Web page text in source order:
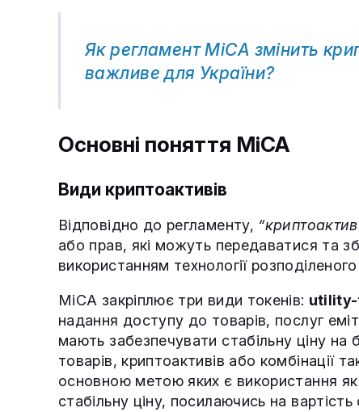
Як регламент MiCA змінить
важливе для України?
Основні поняття MiCA
Види криптоактивів
Відповідно до регламенту,
або прав, які можуть передаватися та
використанням технології
MiCA закріплює три види токенів: utility-
надання доступу до товарів, послуг
мають забезпечувати стабільну ціну на
товарів, криптоактивів або комбінації
основною метою яких є використання
стабільну ціну, посилаючись на